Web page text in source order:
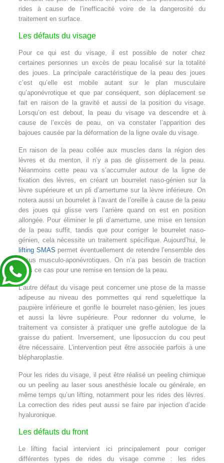
rides à cause de l’inefficacité voire de la dangerosité du
traitement en surface.
Les défauts du visage
Pour ce qui est du visage, il est possible de noter chez
certaines personnes un excès de peau localisé sur la totalité
des joues. La principale caractéristique de la peau des joues
c’est qu’elle est mobile autant sur le plan musculaire
qu’aponévrotique et que par conséquent, son déplacement se
fait en raison de la gravité et aussi de la position du visage.
Lorsqu’on est debout, la peau du visage va descendre et à
cause de l’excès de peau, on va constater l’apparition des
bajoues causée par la déformation de la ligne ovale du visage.
En raison de la peau collée aux muscles dans la région des
lèvres et du menton, il n’y a pas de glissement de la peau.
Néanmoins cette peau va s’accumuler autour de la ligne de
fixation des lèvres, en créant un bourrelet naso-génien sur la
lèvre supérieure et un pli d’amertume sur la lèvre inférieure. On
notera aussi un bourrelet à l’avant de l’oreille à cause de la peau
des joues qui glisse vers l’arrière quand on est en position
allongée. Pour éliminer le pli d’amertume, une mise en tension
de la peau suffit, tandis que pour corriger le bourrelet naso-
génien, cela nécessite un traitement spécifique. Aujourd’hui, le
lifting SMAS permet éventuellement de retendre l’ensemble des
tissus musculo-aponévrotiques. On n’a pas besoin de traction
dans ce cas pour une remise en tension de la peau.
L’autre défaut du visage peut concerner une ptose de la masse
adipeuse au niveau des pommettes qui rend squelettique la
paupière inférieure et gonfle le bourrelet naso-génien, les joues
et aussi la lèvre supérieure. Pour redonner du volume, le
traitement va consister à pratiquer une greffe autologue de la
graisse du patient. Inversement, une liposuccion du cou peut
être nécessaire. L’intervention peut être associée parfois à une
blépharoplastie.
Pour les rides du visage, il peut être réalisé un peeling chimique
ou un peeling au laser sous anesthésie locale ou générale, en
même temps qu’un lifting, notamment pour les rides des lèvres.
La correction des rides peut aussi se faire par injection d’acide
hyaluronique.
Les défauts du front
Le lifting facial intervient ici principalement pour corriger
différentes types de rides du visage comme : les rides